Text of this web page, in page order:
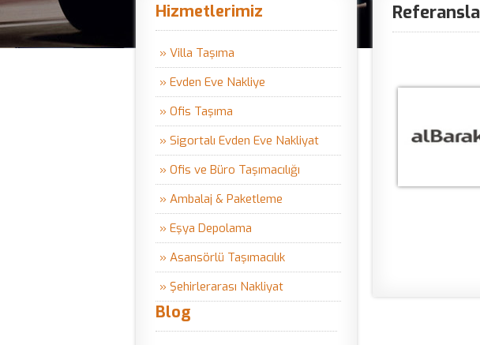
Hizmetlerimiz
» Villa Taşıma
» Evden Eve Nakliye
» Ofis Taşıma
» Sigortalı Evden Eve Nakliyat
» Ofis ve Büro Taşımacılığı
» Ambalaj & Paketleme
» Eşya Depolama
» Asansörlü Taşımacılık
» Şehirlerarası Nakliyat
Blog